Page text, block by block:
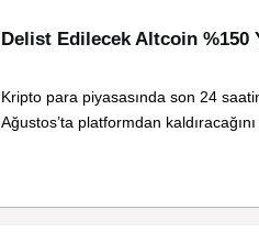
Delist Edilecek Altcoin %150
Kripto para piyasasında son 24
Ağustos’ta platformdan kaldıracağını